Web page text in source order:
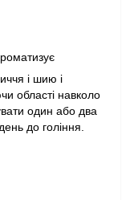
і шию і
області навколо
один або два
до гоління.